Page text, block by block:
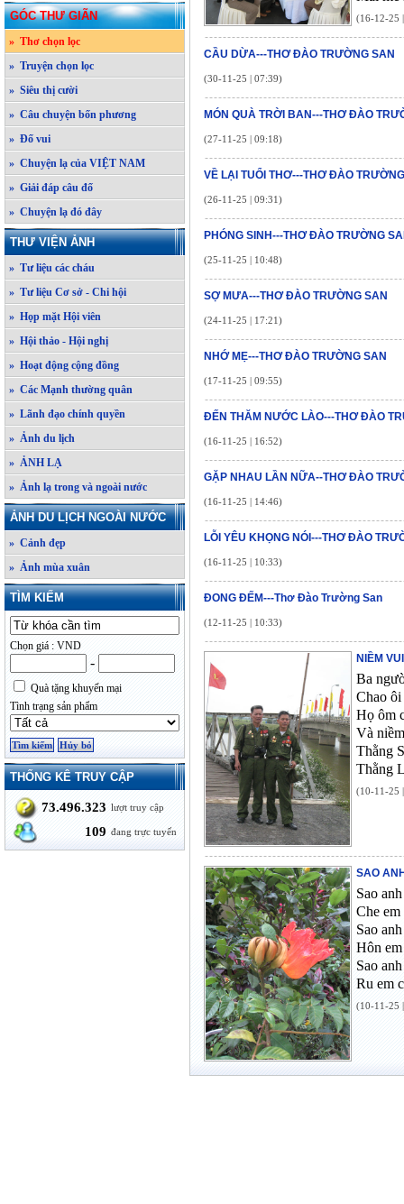
GÓC THƯ GIÃN
» Thơ chọn lọc
» Truyện chọn lọc
» Siêu thị cười
» Câu chuyện bốn phương
» Đố vui
» Chuyện lạ của VIỆT NAM
» Giải đáp câu đố
» Chuyện lạ đó đây
THƯ VIỆN ẢNH
» Tư liệu các cháu
» Tư liệu Cơ sở - Chi hội
» Họp mặt Hội viên
» Hội thảo - Hội nghị
» Hoạt động cộng đồng
» Các Mạnh thường quân
» Lãnh đạo chính quyền
» Ảnh du lịch
» ẢNH LẠ
» Ảnh lạ trong và ngoài nước
ẢNH DU LỊCH NGOÀI NƯỚC
» Cảnh đẹp
» Ảnh mùa xuân
TÌM KIẾM
Chọn giá : VND
-
Quà tặng khuyến mại
Tình trạng sản phẩm
THỐNG KÊ TRUY CẬP
73.496.323 lượt truy cập
109 đang trực tuyến
(16-12-25
CẦU DỪA---THƠ ĐÀO TRƯỜNG SAN
(30-11-25 | 07:39)
MÓN QUÀ TRỜI BAN---THƠ ĐÀO
(27-11-25 | 09:18)
VỀ LẠI TUỔI THƠ---THƠ ĐÀO
(26-11-25 | 09:31)
PHÓNG SINH---THƠ ĐÀO TRƯỜNG
(25-11-25 | 10:48)
SỢ MƯA---THƠ ĐÀO TRƯỜNG SAN
(24-11-25 | 17:21)
NHỚ MẸ---THƠ ĐÀO TRƯỜNG SAN
(17-11-25 | 09:55)
ĐẾN THĂM NƯỚC LÀO---THƠ ĐÀO
(16-11-25 | 16:52)
GẶP NHAU LẦN NỮA--THƠ ĐÀO
(16-11-25 | 14:46)
LỖI YÊU KHỌNG NÓI---THƠ ĐÀO
(16-11-25 | 10:33)
ĐONG ĐẾM---Thơ Đào Trường San
(12-11-25 | 10:33)
NIỀM
Ba
Chao
Họ ôm
Và
Thằng
Thằng
(10-11-25
SAO
Sao
Che
Sao
Hôn
Sao
Ru em
(10-11-25